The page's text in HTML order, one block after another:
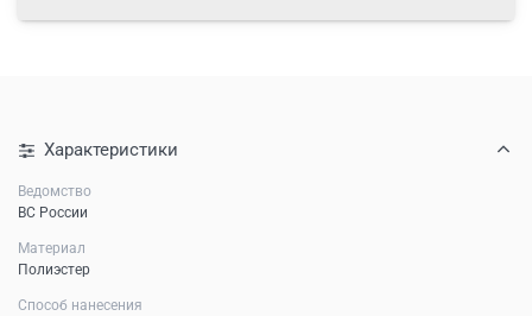
Характеристики
Ведомство
ВС России
Материал
Полиэстер
Способ нанесения